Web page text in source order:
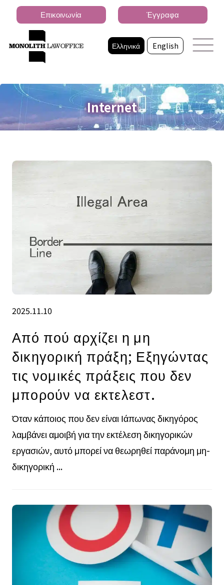
Ελληνικά English
Επικοινωνία Έγγραφα
Internet
2025.11.10
Από πού αρχίζει η μη
δικηγορική πράξη; Εξηγώντας
τις νομικές πράξεις που δεν
μπορούν να εκτελεστ.
Όταν κάποιος που δεν είναι Ιάπωνας δικηγόρος
λαμβάνει αμοιβή για την εκτέλεση δικηγορικών
εργασιών, αυτό μπορεί να θεωρηθεί παράνομη μη-
δικηγορική ...